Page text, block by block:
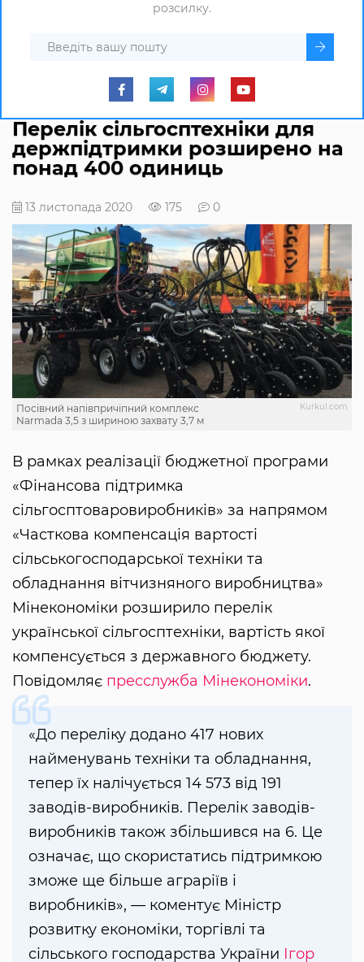
розсилку.
Перелік сільгосптехніки для
держпідтримки розширено на
понад 400 одиниць
13 листопада 2020 175 0
Kurkul.com
Посівний напівпричіпний комплекс
Narmada 3,5 з шириною захвату 3,7 м
В рамках реалізації бюджетної програми
«Фінансова підтримка
сільгосптоваровиробників» за напрямом
«Часткова компенсація вартості
сільськогосподарської техніки та
обладнання вітчизняного виробництва»
Мінекономіки розширило перелік
української сільгосптехніки, вартість якої
компенсується з державного бюджету.
Повідомляє пресслужба Мінекономіки.
«До переліку додано 417 нових
найменувань техніки та обладнання,
тепер їх налічується 14 573 від 191
заводів-виробників. Перелік заводів-
виробників також збільшився на 6. Це
означає, що скористатись підтримкою
зможе ще більше аграріїв і
виробників», — коментує Міністр
розвитку економіки, торгівлі та
сільського господарства України Ігор